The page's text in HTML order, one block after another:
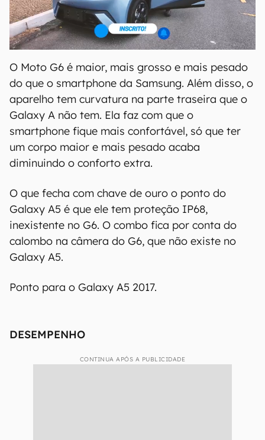
O Moto G6 é maior, mais grosso e mais pesado
do que o smartphone da Samsung. Além disso, o
aparelho tem curvatura na parte traseira que o
Galaxy A não tem. Ela faz com que o
smartphone fique mais confortável, só que ter
um corpo maior e mais pesado acaba
diminuindo o conforto extra.
O que fecha com chave de ouro o ponto do
Galaxy A5 é que ele tem proteção IP68,
inexistente no G6. O combo fica por conta do
calombo na câmera do G6, que não existe no
Galaxy A5.
Ponto para o Galaxy A5 2017.
DESEMPENHO
CONTINUA APÓS A PUBLICIDADE